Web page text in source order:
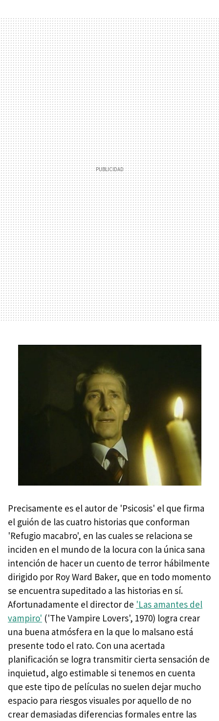
Precisamente es el autor de 'Psicosis' el que firma
el guión de las cuatro historias que conforman
'Refugio macabro', en las cuales se relaciona se
inciden en el mundo de la locura con la única sana
intención de hacer un cuento de terror hábilmente
dirigido por Roy Ward Baker, que en todo momento
se encuentra supeditado a las historias en sí.
Afortunadamente el director de 'Las amantes del
vampiro' ('The Vampire Lovers', 1970) logra crear
una buena atmósfera en la que lo malsano está
presente todo el rato. Con una acertada
planificación se logra transmitir cierta sensación de
inquietud, algo estimable si tenemos en cuenta
que este tipo de películas no suelen dejar mucho
espacio para riesgos visuales por aquello de no
crear demasiadas diferencias formales entre las